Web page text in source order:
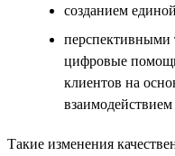
созданием
перспективными
цифровые
клиентов на
Такие изменения